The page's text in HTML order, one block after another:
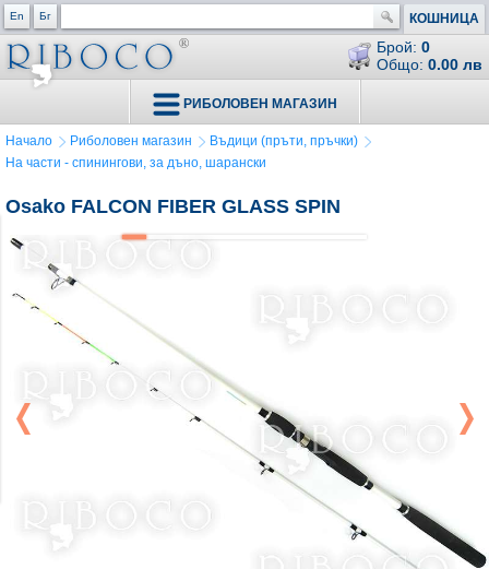
En Бг КОШНИЦА
Брой: 0
Общо: 0.00 лв
РИБОЛОВЕН МАГАЗИН
Начало Риболовен магазин
Въдици (пръти, пръчки)
На части - спинингови, за дъно, шарански
Osako FALCON FIBER GLASS SPIN